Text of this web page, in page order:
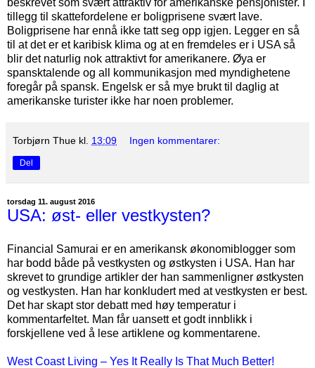
tillegg til skattefordelene er boligprisene svært lave.
Boligprisene har ennå ikke tatt seg opp igjen. Legger en så
til at det er et karibisk klima og at en fremdeles er i USA så
blir det naturlig nok attraktivt for amerikanere. Øya er
spansktalende og all kommunikasjon med myndighetene
foregår på spansk. Engelsk er så mye brukt til daglig at
amerikanske turister ikke har noen problemer.
Torbjørn Thue kl. 13:09 Ingen kommentarer:
Del
torsdag 11. august 2016
USA: øst- eller vestkysten?
Financial Samurai er en amerikansk økonomiblogger som
har bodd både på vestkysten og østkysten i USA. Han har
skrevet to grundige artikler der han sammenligner østkysten
og vestkysten. Han har konkludert med at vestkysten er best.
Det har skapt stor debatt med høy temperatur i
kommentarfeltet. Man får uansett et godt innblikk i
forskjellene ved å lese artiklene og kommentarene.
West Coast Living – Yes It Really Is That Much Better!